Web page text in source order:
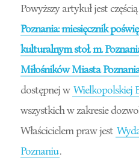
Powyższy artykuł jest
Poznania: miesięcznik
kulturalnym stoł. m.
Miłośników Miasta
dostępnej w Wielkopolskiej
wszystkich w zakresie
Właścicielem praw jest
Poznaniu.